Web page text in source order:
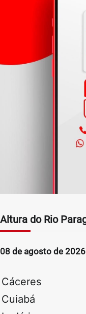
Altura do Rio
08 de agosto de 2026
Cáceres
Cuiabá